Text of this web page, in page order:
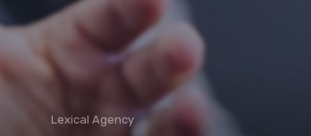
Lexical Agency